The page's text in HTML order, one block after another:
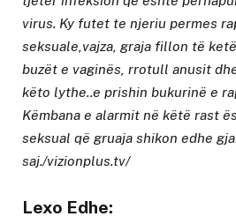
virus. Ky futet te njeriu permes
seksuale,vajza, graja fillon të
buzët e vaginës, rrotull anusit
këto lythe..e prishin bukurinë e
Këmbana e alarmit në këtë rast
seksual që gruaja shikon edhe
saj./vizionplus.tv/
Lexo Edhe: